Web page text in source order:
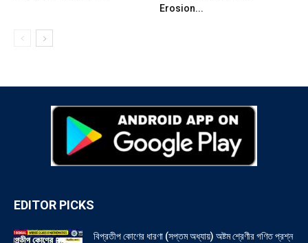
Erosion...
EDITOR PICKS
বিপ্রতীপ কোণের ধারণা (সপ্তম অধ্যায়) অষ্টম শ্রেণীর গণিত প্রশ্ন